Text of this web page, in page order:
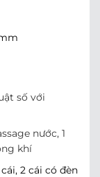
số với
nước, 1
khí
2 cái có đèn